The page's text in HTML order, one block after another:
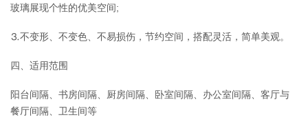
玻璃展现个性的优美空间;
⒊不变形、不变色、不易损伤，节约空间，搭配灵活，简单美观。
四、适用范围
阳台间隔、书房间隔、厨房间隔、卧室间隔、办公室间隔、客厅与
餐厅间隔、卫生间等